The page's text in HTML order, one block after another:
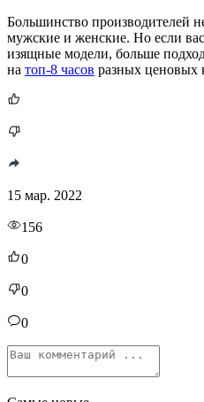
Большинство производителей
мужские и женские. Но если
изящные модели, больше
на топ-8 часов разных ценовых
15 мар. 2022
156
0
0
0